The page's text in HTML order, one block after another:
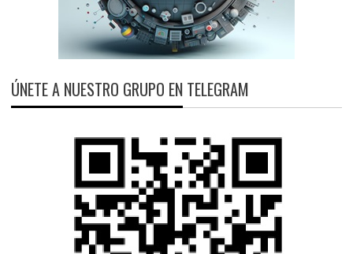
ÚNETE A NUESTRO GRUPO EN TELEGRAM